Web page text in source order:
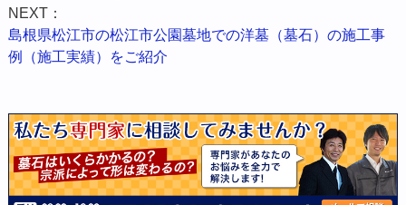
NEXT：
島根県松江市の松江市公園墓地での洋墓（墓石）の施工事
例（施工実績）をご紹介